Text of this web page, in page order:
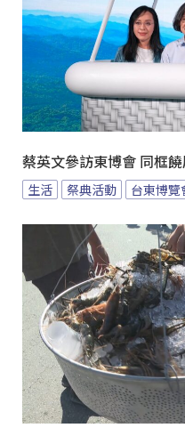
蔡英文參訪東博會 同框
生活 祭典活動 台東博覽